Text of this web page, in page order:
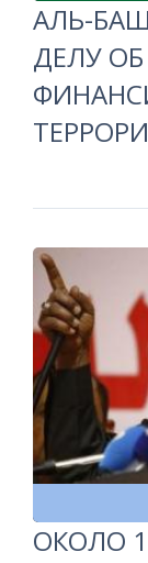
АЛЬ-
ДЕЛУ
ОКОЛО